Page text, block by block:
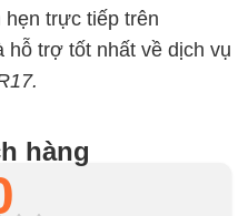
hẹn trực tiếp trên
trợ tốt nhất về dịch vụ
hàng